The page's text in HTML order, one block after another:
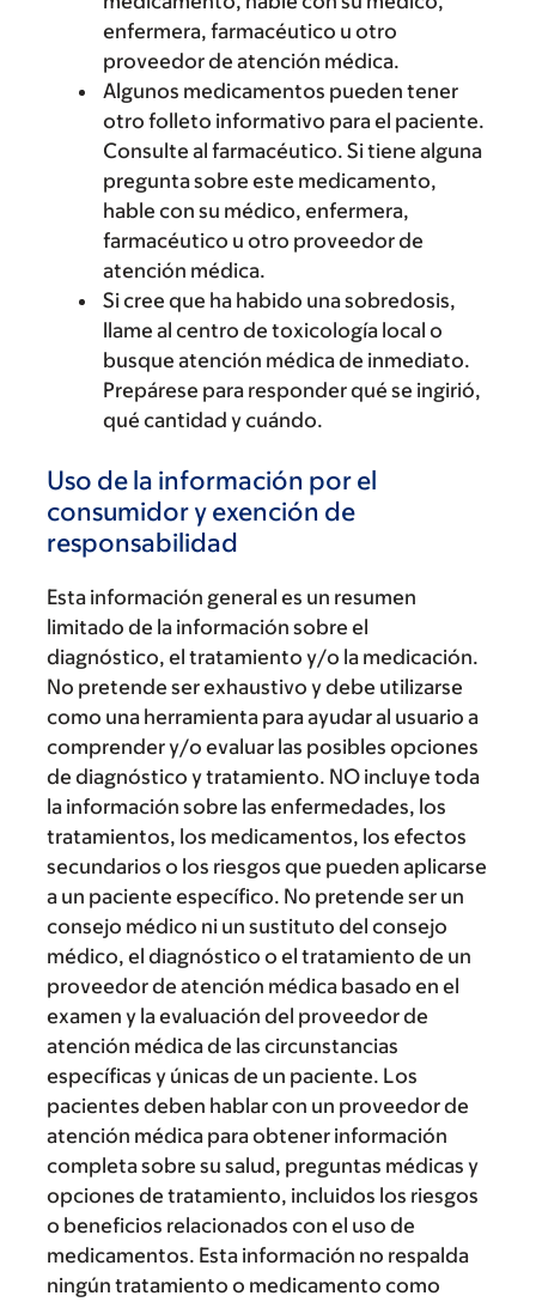
enfermera, farmacéutico u otro
proveedor de atención médica.
Algunos medicamentos pueden tener
otro folleto informativo para el paciente.
Consulte al farmacéutico. Si tiene alguna
pregunta sobre este medicamento,
hable con su médico, enfermera,
farmacéutico u otro proveedor de
atención médica.
Si cree que ha habido una sobredosis,
llame al centro de toxicología local o
busque atención médica de inmediato.
Prepárese para responder qué se ingirió,
qué cantidad y cuándo.
Uso de la información por el
consumidor y exención de
responsabilidad
Esta información general es un resumen
limitado de la información sobre el
diagnóstico, el tratamiento y/o la medicación.
No pretende ser exhaustivo y debe utilizarse
como una herramienta para ayudar al usuario a
comprender y/o evaluar las posibles opciones
de diagnóstico y tratamiento. NO incluye toda
la información sobre las enfermedades, los
tratamientos, los medicamentos, los efectos
secundarios o los riesgos que pueden aplicarse
a un paciente específico. No pretende ser un
consejo médico ni un sustituto del consejo
médico, el diagnóstico o el tratamiento de un
proveedor de atención médica basado en el
examen y la evaluación del proveedor de
atención médica de las circunstancias
específicas y únicas de un paciente. Los
pacientes deben hablar con un proveedor de
atención médica para obtener información
completa sobre su salud, preguntas médicas y
opciones de tratamiento, incluidos los riesgos
o beneficios relacionados con el uso de
medicamentos. Esta información no respalda
ningún tratamiento o medicamento como